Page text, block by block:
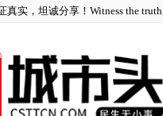
实，坦诚分享！Witness the